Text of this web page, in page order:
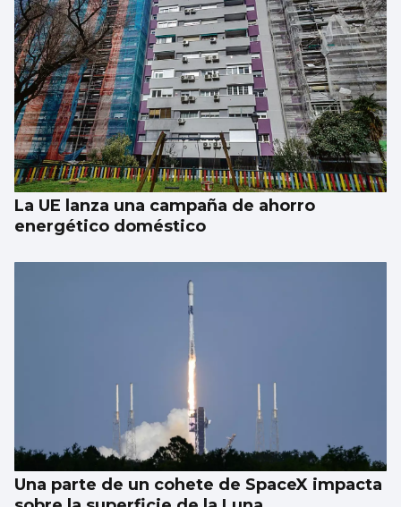
La UE lanza una campaña de ahorro
energético doméstico
Una parte de un cohete de SpaceX impacta